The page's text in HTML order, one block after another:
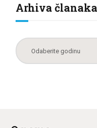
Arhiva članaka